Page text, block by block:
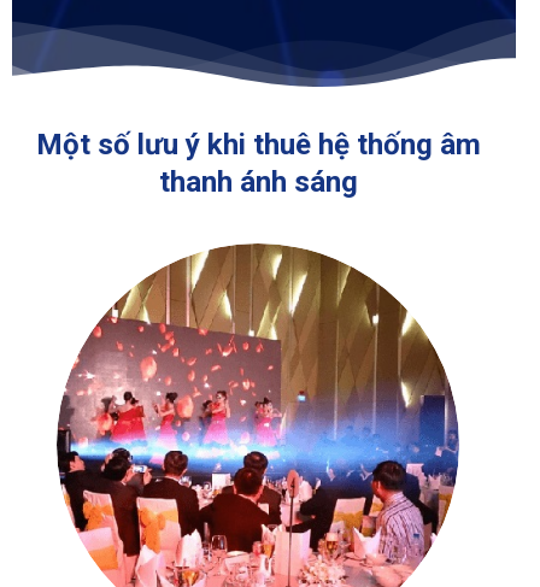
Một số lưu ý khi thuê hệ thống âm
thanh ánh sáng